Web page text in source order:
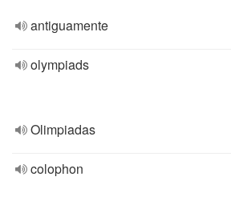
antiguamente
olympiads
Olimpiadas
colophon